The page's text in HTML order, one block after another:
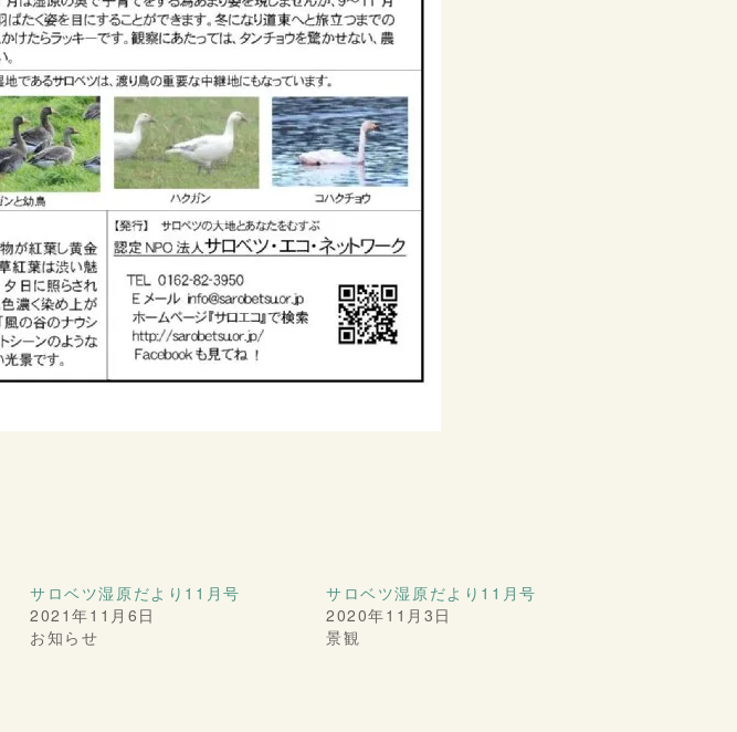
サロベツ湿原だより11月号
2021年11月6日
お知らせ
サロベツ湿原だより11月号
2020年11月3日
景観